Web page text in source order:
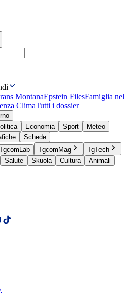
MontanaEpstein FilesFamiglia nel
ClimaTutti i dossier
Economia Sport
Meteo
Schede
TgcomMag
TgTech
Salute Skuola Cultura
Animali